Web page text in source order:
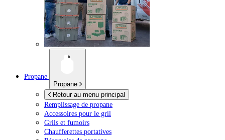
Propane
Propane
Retour au menu principal
Remplissage de propane
Accessoires pour le gril
Grils et fumoirs
Chaufferettes portatives